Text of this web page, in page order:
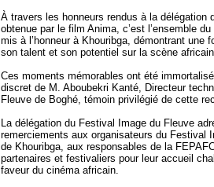
À travers les honneurs rendus à la délégation
obtenue par le film Anima, c’est l’ensemble
mis à l’honneur à Khouribga, démontrant une
son talent et son potentiel sur la scène
Ces moments mémorables ont été
discret de M. Aboubekri Kanté, Directeur
Fleuve de Boghé, témoin privilégié de cette
La délégation du Festival Image du Fleuve
remerciements aux organisateurs du Festival
de Khouribga, aux responsables de la
partenaires et festivaliers pour leur accueil
faveur du cinéma africain.